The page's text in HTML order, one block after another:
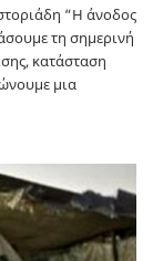
“Η άνοδος
τη σημερινή
κατάσταση
μια